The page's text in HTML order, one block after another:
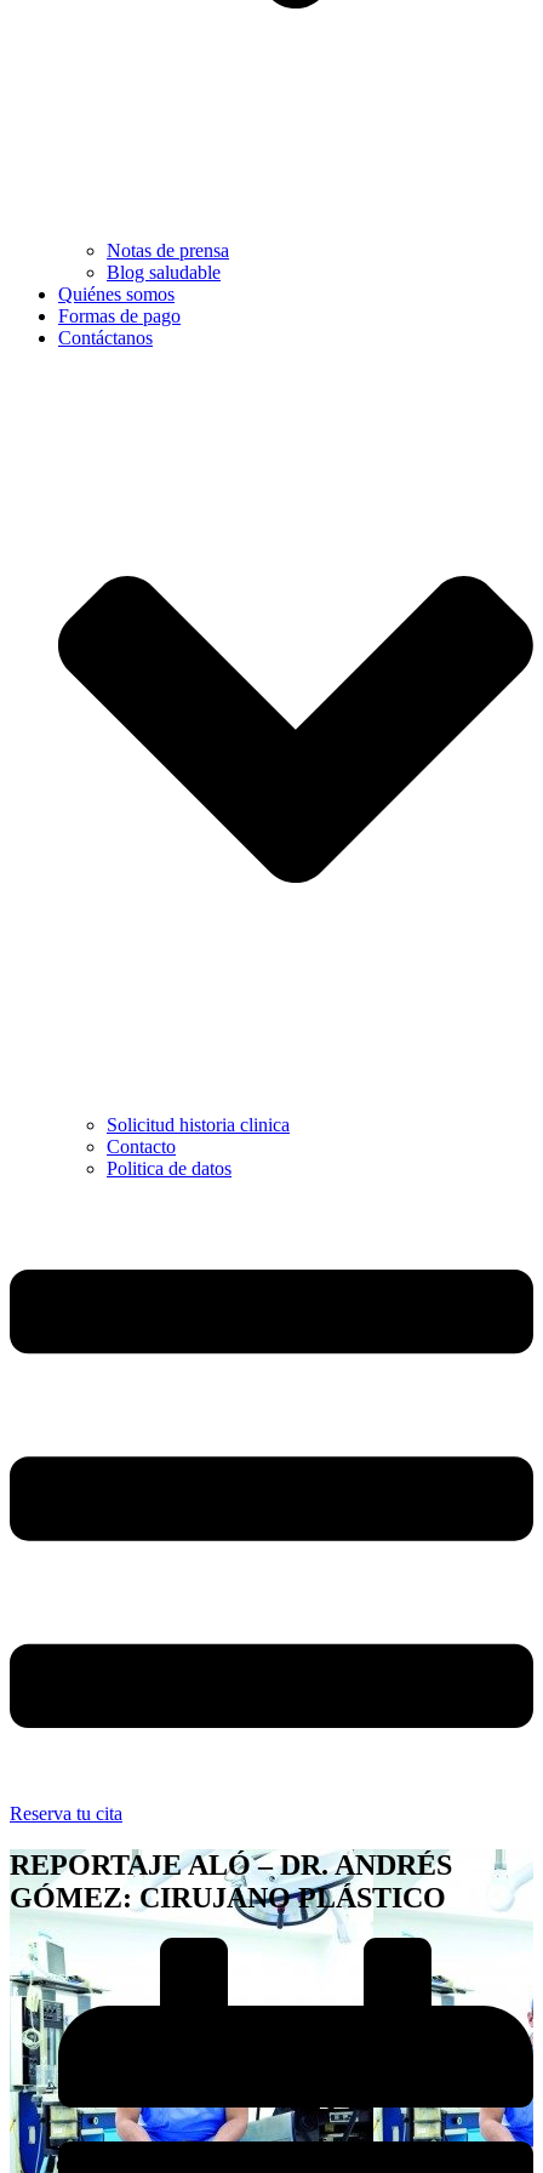
Notas de prensa
Blog saludable
Quiénes somos
Formas de pago
Contáctanos
Solicitud historia clinica
Contacto
Politica de datos
Reserva tu cita
REPORTAJE ALÓ – DR. ANDRÉS
GÓMEZ: CIRUJANO PLÁSTICO